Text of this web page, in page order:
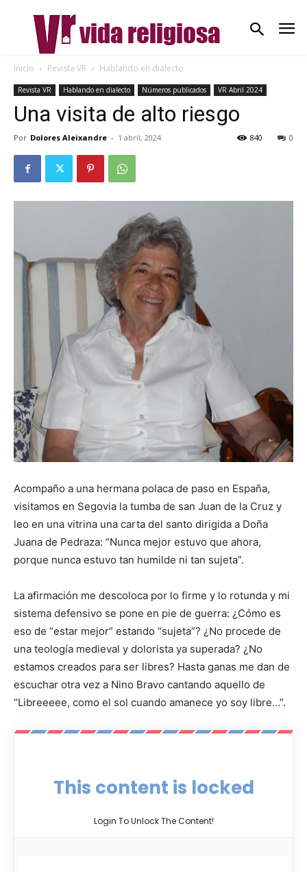
Inicio Revista VR Hablando en dialecto
Revista VR Hablando en dialecto Números publicados VR Abril 2024
Una visita de alto riesgo
Por Dolores Aleixandre - 1 abril, 2024 0
840
Acompaño a una hermana polaca de paso en España,
visitamos en Segovia la tumba de san Juan de la Cruz y
leo en una vitrina una carta del santo dirigida a Doña
Juana de Pedraza: “Nunca mejor estuvo que ahora,
porque nunca estuvo tan humilde ni tan sujeta”.
La afirmación me descoloca por lo firme y lo rotunda y mi
sistema defensivo se pone en pie de guerra: ¿Cómo es
eso de “estar mejor” estando “sujeta”? ¿No procede de
una teología medieval y dolorista ya superada? ¿No
estamos creados para ser libres? Hasta ganas me dan de
escuchar otra vez a Nino Bravo cantando aquello de
“Libreeeee, como el sol cuando amanece yo soy libre…”.
This content is locked
Login To Unlock The Content!